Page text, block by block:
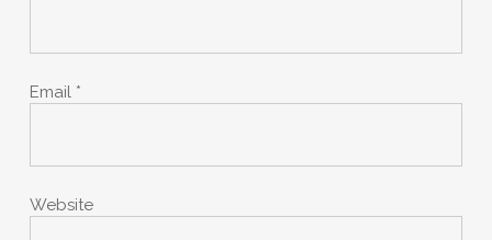
Email *
Website